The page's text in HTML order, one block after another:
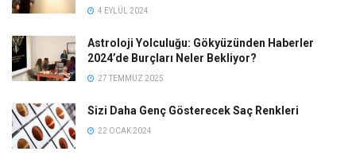
4 EYLÜL 2024
Astroloji Yolculuğu: Gökyüzünden Haberler
2024’de Burçları Neler Bekliyor?
27 TEMMUZ 2025
Sizi Daha Genç Gösterecek Saç Renkleri
22 OCAK 2024